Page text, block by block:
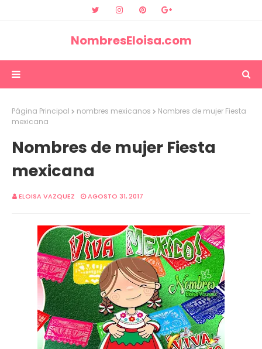
NombresEloisa.com
Página Principal nombres mexicanos
Nombres de mujer Fiesta
mexicana
Nombres de mujer Fiesta
mexicana
ELOISA VAZQUEZ AGOSTO 31, 2017